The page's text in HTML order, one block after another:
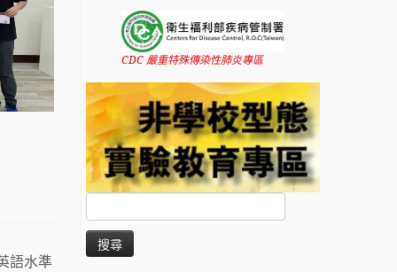
語水準
CDC 嚴重特殊傳染性肺炎專區
搜
尋
鍵